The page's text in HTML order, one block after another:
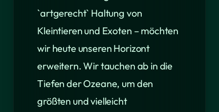
`artgerecht` Haltung von
Kleintieren und Exoten – möchten
wir heute unseren Horizont
erweitern. Wir tauchen ab in die
Tiefen der Ozeane, um den
größten und vielleicht